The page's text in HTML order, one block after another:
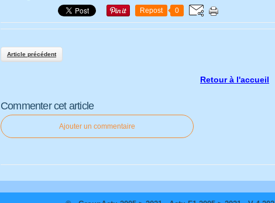
Repost 0
Article précédent
Retour à l'accueil
Commenter cet article
Ajouter un commentaire